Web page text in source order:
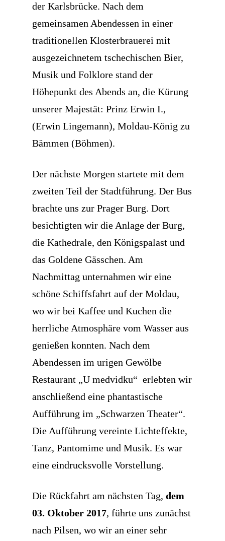
der Karlsbrücke. Nach dem
gemeinsamen Abendessen in einer
traditionellen Klosterbrauerei mit
ausgezeichnetem tschechischen Bier,
Musik und Folklore stand der
Höhepunkt des Abends an, die Kürung
unserer Majestät: Prinz Erwin I.,
(Erwin Lingemann), Moldau-König zu
Bämmen (Böhmen).
Der nächste Morgen startete mit dem
zweiten Teil der Stadtführung. Der Bus
brachte uns zur Prager Burg. Dort
besichtigten wir die Anlage der Burg,
die Kathedrale, den Königspalast und
das Goldene Gässchen. Am
Nachmittag unternahmen wir eine
schöne Schiffsfahrt auf der Moldau,
wo wir bei Kaffee und Kuchen die
herrliche Atmosphäre vom Wasser aus
genießen konnten. Nach dem
Abendessen im urigen Gewölbe
Restaurant „U medvidku“ erlebten wir
anschließend eine phantastische
Aufführung im „Schwarzen Theater“.
Die Aufführung vereinte Lichteffekte,
Tanz, Pantomime und Musik. Es war
eine eindrucksvolle Vorstellung.
Die Rückfahrt am nächsten Tag, dem
03. Oktober 2017, führte uns zunächst
nach Pilsen, wo wir an einer sehr